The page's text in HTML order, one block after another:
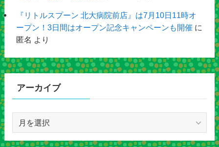
『リトルスプーン 北大病院前店』は7月10日11時オ
ープン！3日間はオープン記念キャンペーンも開催 に
匿名 より
アーカイブ
カ